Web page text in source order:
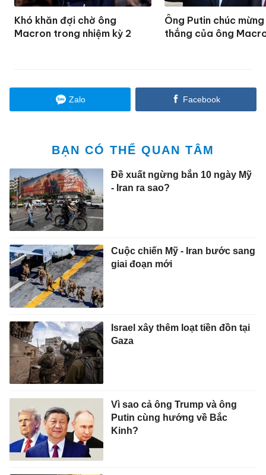
Khó khăn đợi chờ ông
Macron trong nhiệm kỳ 2
Ông Putin chúc
thắng của ông
Zalo Facebook
BẠN CÓ THỂ QUAN TÂM
Đề xuất ngừng bắn 10 ngày Mỹ
- Iran ra sao?
Cuộc chiến Mỹ - Iran bước sang
giai đoạn mới
Israel xây thêm loạt tiền đồn tại
Gaza
Vì sao cả ông Trump và ông
Putin cùng hướng về Bắc
Kinh?